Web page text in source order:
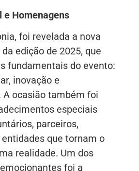
e Homenagens
foi revelada a nova
edição de 2025, que
fundamentais do evento:
inovação e
ocasião também foi
especiais
parceiros,
que tornam o
realidade. Um dos
foi a